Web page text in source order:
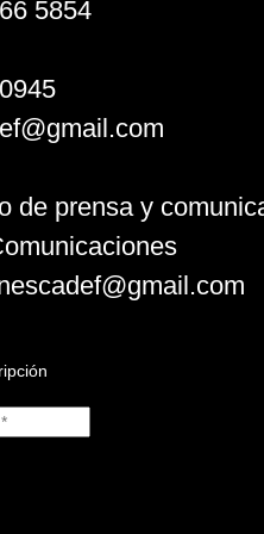
5854
de prensa y